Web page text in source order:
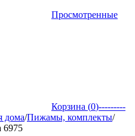
Просмотренные
Корзина (0)---------
дома/Пижамы, комплекты/
6975